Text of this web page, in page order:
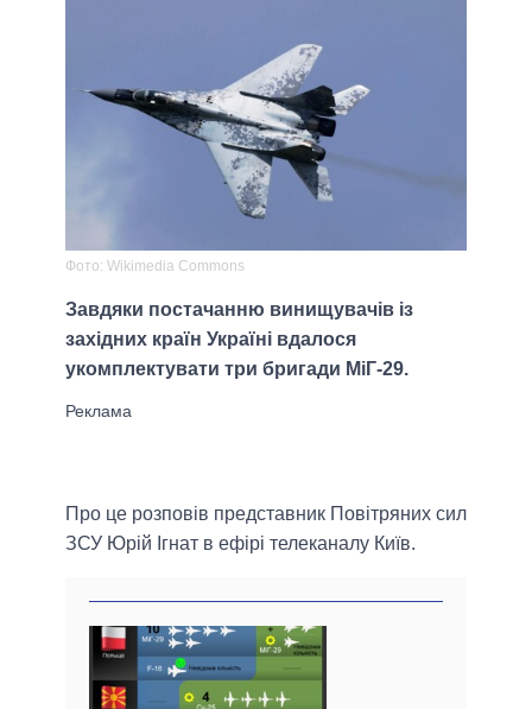
Фото: Wikimedia Commons
Завдяки постачанню винищувачів із
західних країн Україні вдалося
укомплектувати три бригади МіГ-29.
Про це розповів представник Повітряних сил
ЗСУ Юрій Ігнат в ефірі телеканалу Київ.